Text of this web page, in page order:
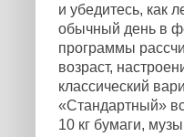
и убедитесь, как
обычный день в
программы
возраст,
классический
«Стандартный»
10 кг бумаги,